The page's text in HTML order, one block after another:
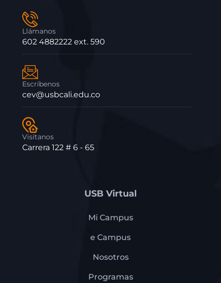
Llámanos
602 4882222 ext. 590
Escríbenos
cev@usbcali.edu.co
Visítanos
Carrera 122 # 6 - 65
USB Virtual
Mi Campus
e Campus
Nosotros
Programas